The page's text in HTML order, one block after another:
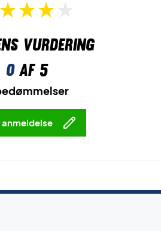
vurdering
0af 5
anmeldelse